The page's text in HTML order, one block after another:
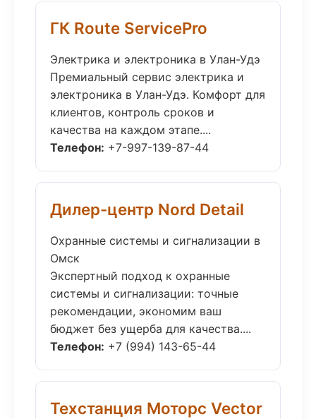
ГК Route ServicePro
Электрика и электроника в Улан-Удэ
Премиальный сервис электрика и
электроника в Улан-Удэ. Комфорт для
клиентов, контроль сроков и
качества на каждом этапе....
Телефон: +7-997-139-87-44
Дилер-центр Nord Detail
Охранные системы и сигнализации в
Омск
Экспертный подход к охранные
системы и сигнализации: точные
рекомендации, экономим ваш
бюджет без ущерба для качества....
Телефон: +7 (994) 143-65-44
Техстанция Моторс Vector